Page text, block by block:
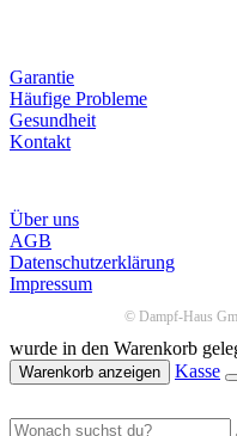
Garantie
Häufige Probleme
Gesundheit
Kontakt
Über uns
AGB
Datenschutzerklärung
Impressum
© Dampf-Haus
wurde in den Warenkorb
Warenkorb anzeigen Kasse